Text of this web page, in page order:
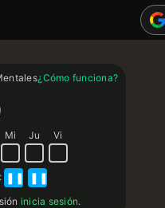
Cuestionarios
¿Cómo funciona?
Mi Ju Vi
: ❚❚ ❚❚
inicia sesión.